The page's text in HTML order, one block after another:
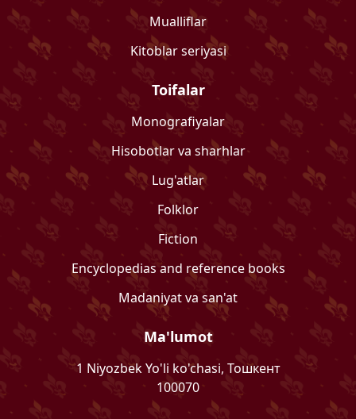
Mualliflar
Kitoblar seriyasi
Toifalar
Monografiyalar
Hisobotlar va sharhlar
Lug'atlar
Folklor
Fiction
Encyclopedias and reference books
Madaniyat va san'at
Ma'lumot
1 Niyozbek Yo'li ko'chasi, Тошкент
100070